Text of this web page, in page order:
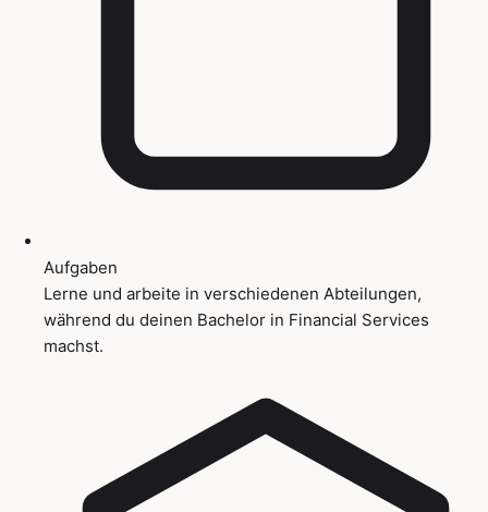
Aufgaben
Lerne und arbeite in verschiedenen Abteilungen,
während du deinen Bachelor in Financial Services
machst.